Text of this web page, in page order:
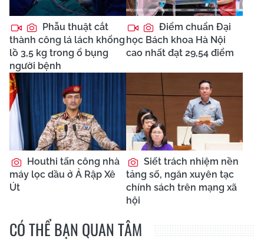
Phẫu thuật cắt
thành công lá lách khổng
lồ 3,5 kg trong ổ bụng
người bệnh
Điểm chuẩn Đại
học Bách khoa Hà Nội
cao nhất đạt 29,54 điểm
Houthi tấn công nhà
máy lọc dầu ở Ả Rập Xê
Út
Siết trách nhiệm nền
tảng số, ngăn xuyên tạc
chính sách trên mạng xã
hội
CÓ THỂ BẠN QUAN TÂM